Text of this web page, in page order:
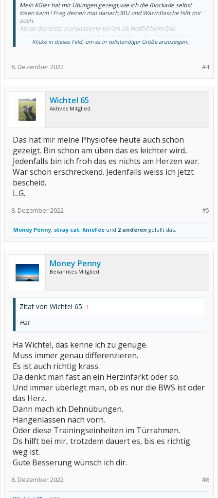
Mein KGler hat mir Übungen gezeigt,wie ich die Blockade selbst
lösen kann ! Frag deinen mal danach,IBU und Wärmflasche hilft mir
auch.
Als es das erste mal passierte bin ich als Notfall beim Doc
gelandet,mit Verdacht auf Lungenembolie.......jetzt bin ich schon
vorbereitet und weiß was Sache ist.
Gute Besserung!
Klicke in dieses Feld, um es in vollständiger Größe anzuzeigen.
#4
8. Dezember 2022
Wichtel 65
Aktives Mitglied
Das hat mir meine Physiofee heute auch schon
gezeigt. Bin schon am üben das es leichter wird..
Jedenfalls bin ich froh das es nichts am Herzen war.
War schon erschreckend. Jedenfalls weiss ich jetzt
bescheid.
L.G.
#5
8. Dezember 2022
Money Penny, stray cat, KnieFee und 2 anderen gefällt das.
Money Penny
Bekanntes Mitglied
Zitat von Wichtel 65: ↑
Hat
Ha Wichtel, das kenne ich zu genüge.
Muss immer genau differenzieren.
Es ist auch richtig krass.
Da denkt man fast an ein Herzinfarkt oder so.
Und immer überlegt man, ob es nur die BWS ist oder
das Herz.
Dann mach ich Dehnübungen.
Hängenlassen nach vorn.
Oder diese Trainingseinheiten im Türrahmen.
Ds hilft bei mir, trotzdem dauert es, bis es richtig
weg ist.
Gute Besserung wünsch ich dir.
#6
8. Dezember 2022